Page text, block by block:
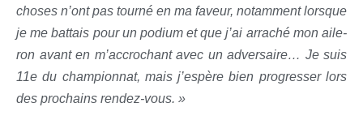
choses n’ont pas tour­né en ma faveur, notam­ment lorsque
je me bat­tais pour un podium et que j’ai arra­ché mon aile­
ron avant en m’accrochant avec un adver­saire… Je suis
11e du cham­pion­nat, mais j’espère bien pro­gres­ser lors
des pro­chains rendez-vous. »